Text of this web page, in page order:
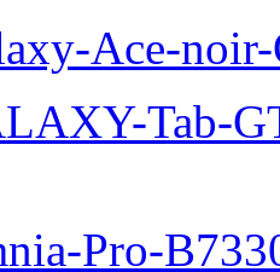
Ace-
Tab-
Pro-